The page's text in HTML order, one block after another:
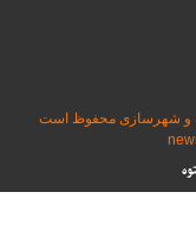
و شهرسازی محفوظ است